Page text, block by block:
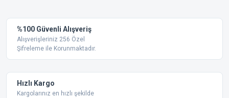
Ürün resmi kalitesiz, bozuk veya görüntülenemiyor.
Ürün açıklamasında eksik bilgiler bulunuyor.
Bu ürüne benzer farklı alternatifler olmalı.
%100 Güvenli Alışveriş
Alışverişleriniz 256 Özel
Şifreleme ile Korunmaktadır.
Hızlı Kargo
Kargolarınız en hızlı şekilde